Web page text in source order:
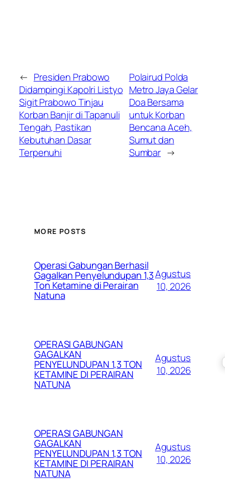
← Presiden Prabowo
Didampingi Kapolri Listyo
Sigit Prabowo Tinjau
Korban Banjir di Tapanuli
Tengah, Pastikan
Kebutuhan Dasar
Terpenuhi
Polairud Polda
Metro Jaya Gelar
Doa Bersama
untuk Korban
Bencana Aceh,
Sumut dan
Sumbar →
MORE POSTS
Operasi Gabungan Berhasil
Gagalkan Penyelundupan 1,3
Ton Ketamine di Perairan
Natuna
Agustus
10, 2026
OPERASI GABUNGAN
GAGALKAN
PENYELUNDUPAN 1,3 TON
KETAMINE DI PERAIRAN
NATUNA
Agustus
10, 2026
OPERASI GABUNGAN
GAGALKAN
PENYELUNDUPAN 1,3 TON
KETAMINE DI PERAIRAN
NATUNA
Agustus
10, 2026